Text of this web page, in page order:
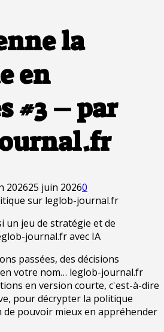
la
en
#3 – par
202625 juin 20260
un jeu de stratégie et de
journal.fr avec IA
passées, des décisions
votre nom… leglob-journal.fr
en version courte, c'est-à-dire
pour décrypter la politique
de pouvoir mieux en appréhender